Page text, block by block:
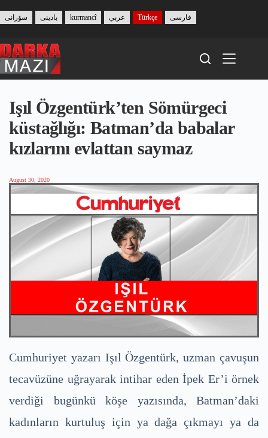
content
بادینی سۆرانی kurmancî عربي Türkçe فارسی
Işıl Özgentürk’ten Sömürgeci
küstağlığı: Batman’da babalar
kızlarını evlattan saymaz
August 30, 2020
Cumhuriyet yazarı Işıl Özgentürk, uzman çavuşun
tecavüzüne uğrayarak intihar eden İpek Er’i örnek
verdiği bugünkü köşe yazısında, Batman’daki
kadınların kurtuluş için ya dağa çıkmayı ya da